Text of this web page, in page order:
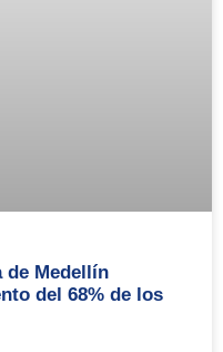
de Medellín
del 68% de los